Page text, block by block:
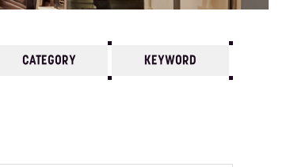
4 3 2 2024 /
CATEGORY KEYWORD